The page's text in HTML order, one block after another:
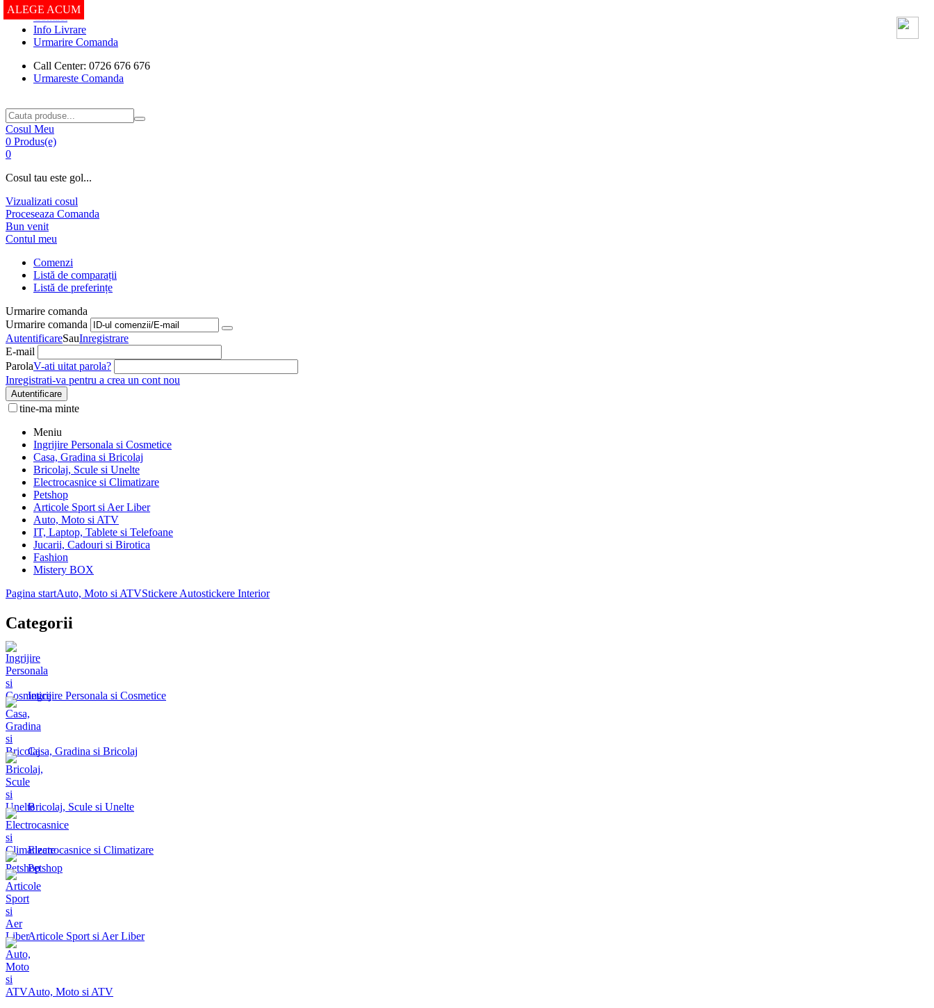
Contact
Info Livrare
Urmarire Comanda
Call Center: 0726 676 676
Urmareste Comanda
Cosul Meu
0 Produs(e)
0
Cosul tau este gol...
Vizualizati cosul
Proceseaza Comanda
Bun venit
Contul meu
Comenzi
Listă de comparații
Listă de preferințe
Urmarire comanda
Urmarire comanda
AutentificareSauInregistrare
E-mail
ParolaV-ati uitat parola?
Inregistrati-va pentru a crea un cont nou
Autentificare
tine-ma minte
Meniu
Ingrijire Personala si Cosmetice
Casa, Gradina si Bricolaj
Bricolaj, Scule si Unelte
Electrocasnice si Climatizare
Petshop
Articole Sport si Aer Liber
Auto, Moto si ATV
IT, Laptop, Tablete si Telefoane
Jucarii, Cadouri si Birotica
Fashion
Mistery BOX
Pagina startAuto, Moto si ATVStickere Autostickere Interior
Categorii
Ingrijire Personala si Cosmetice
Casa, Gradina si Bricolaj
Bricolaj, Scule si Unelte
Electrocasnice si Climatizare
Petshop
Articole Sport si Aer Liber
Auto, Moto si ATV
ALEGE ACUM